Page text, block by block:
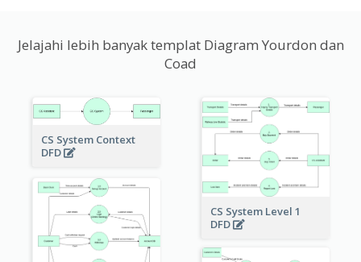
Jelajahi lebih banyak templat Diagram Yourdon dan
Coad
CS System Context
DFD
CS System Level 1
DFD